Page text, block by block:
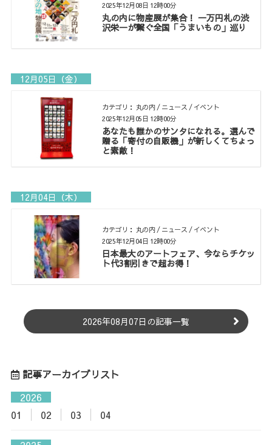
丸の内に物産展が集合！ 一万円札の渋
沢栄一が繋ぐ全国「うまいもの」巡り
2025年12月08日 12時00分
12月05日（金）
カテゴリ： 丸の内 / ニュース / イベント
あなたも誰かのサンタになれる。選んで
贈る「寄付の自販機」が新しくてちょっ
と素敵！
2025年12月05日 12時00分
12月04日（木）
カテゴリ： 丸の内 / ニュース / イベント
日本最大のアートフェア、今ならチケッ
ト代3割引きで超お得！
2025年12月04日 12時00分
2026年08月07日の記事一覧
記事アーカイブリスト
2026
01
02 03 04